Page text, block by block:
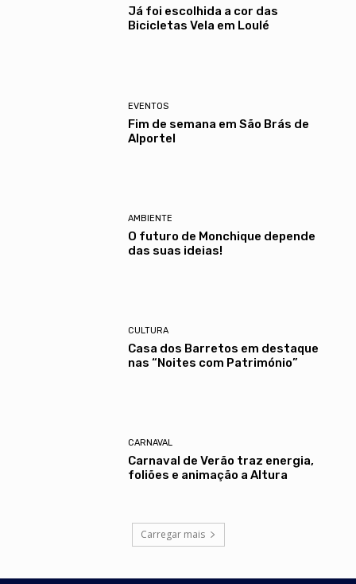
Já foi escolhida a cor das
Bicicletas Vela em Loulé
EVENTOS
Fim de semana em São Brás de
Alportel
AMBIENTE
O futuro de Monchique depende
das suas ideias!
CULTURA
Casa dos Barretos em destaque
nas “Noites com Património”
CARNAVAL
Carnaval de Verão traz energia,
foliões e animação a Altura
Carregar mais